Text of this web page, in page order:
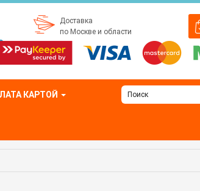
Доставка
по Москве и области
КАРТОЙ